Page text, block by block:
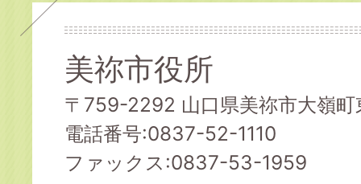
美祢市役所
〒759-2292 山口県美祢市大嶺
電話番号:0837-52-1110
ファックス:0837-53-1959